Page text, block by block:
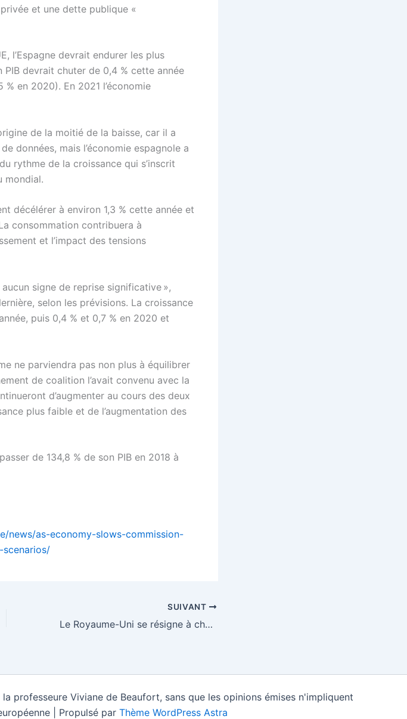
et une dette publique «
l’Espagne devrait endurer les plus
devrait chuter de 0,4 % cette année
% en 2020). En 2021 l’économie
de la moitié de la baisse, car il a
données, mais l’économie espagnole a
rythme de la croissance qui s’inscrit
mondial.
décélérer à environ 1,3 % cette année et
consommation contribuera à
et l’impact des tensions
signe de reprise significative »,
selon les prévisions. La croissance
puis 0,4 % et 0,7 % en 2020 et
ne parviendra pas non plus à équilibrer
de coalition l’avait convenu avec la
d’augmenter au cours des deux
plus faible et de l’augmentation des
de 134,8 % de son PIB en 2018 à
news/as-economy-slows-commission-
SUIVANT
Le Royaume-Uni se résigne à choisir un commissaire européen – EURACTIV.fr
Viviane de Beaufort, sans que les opinions émises n'impliquent
| Propulsé par Thème WordPress Astra